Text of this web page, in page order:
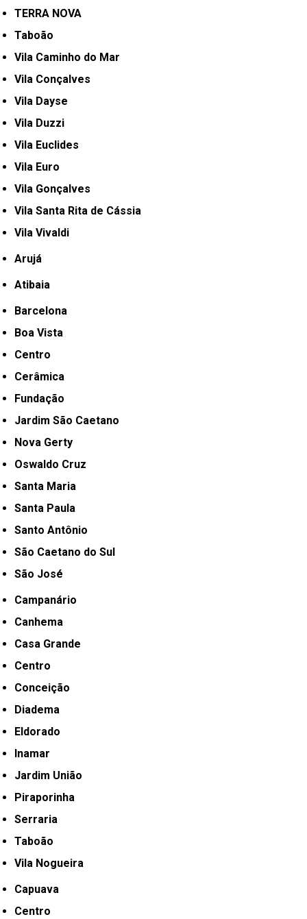
TERRA NOVA
Taboão
Vila Caminho do Mar
Vila Conçalves
Vila Dayse
Vila Duzzi
Vila Euclides
Vila Euro
Vila Gonçalves
Vila Santa Rita de Cássia
Vila Vivaldi
Arujá
Atibaia
Barcelona
Boa Vista
Centro
Cerâmica
Fundação
Jardim São Caetano
Nova Gerty
Oswaldo Cruz
Santa Maria
Santa Paula
Santo Antônio
São Caetano do Sul
São José
Campanário
Canhema
Casa Grande
Centro
Conceição
Diadema
Eldorado
Inamar
Jardim União
Piraporinha
Serraria
Taboão
Vila Nogueira
Capuava
Centro